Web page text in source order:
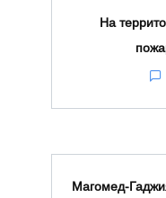
На
Магомед-